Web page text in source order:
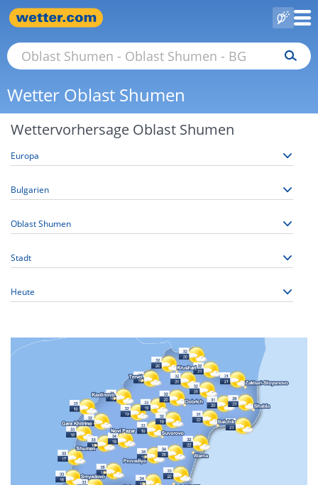
Wetter Oblast Shumen
Wettervorhersage Oblast Shumen